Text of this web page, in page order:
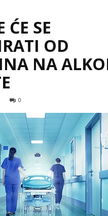
ĆE SE
OD
NA
0